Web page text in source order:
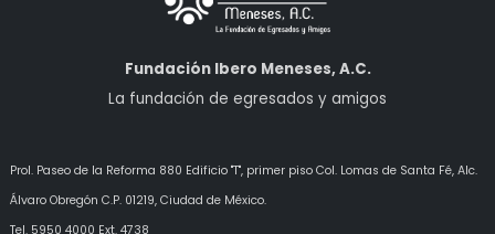
Fundación Ibero Meneses, A.C.
La fundación de egresados y amigos
Prol. Paseo de la Reforma 880 Edificio "T", primer piso Col. Lomas de Santa Fé, Alc.
Álvaro ObregónC.P. 01219, Ciudad de México.
Tel. 5950 4000 Ext. 4738